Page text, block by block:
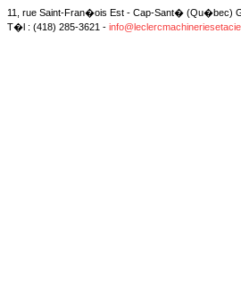
11, rue Saint-Fran�ois Est - Cap-Sant� (Qu�bec)
T�l : (418) 285-3621 -